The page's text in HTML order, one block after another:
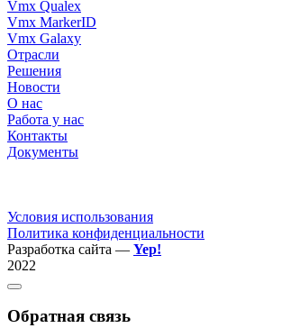
Vmx Qualex
Vmx MarkerID
Vmx Galaxy
Отрасли
Решения
Новости
О нас
Работа у нас
Контакты
Документы
Условия использования
Политика конфиденциальности
Разработка сайта — Yep!
2022
Обратная связь